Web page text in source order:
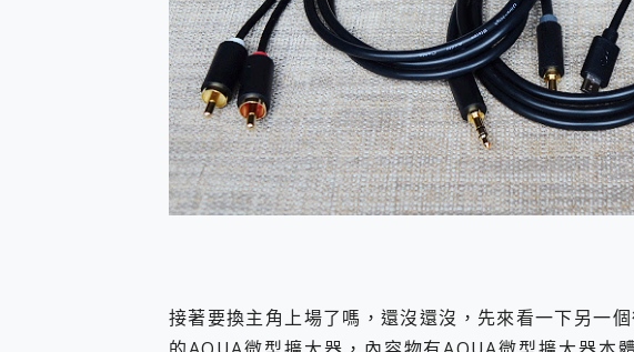
接著要換主角上場了嗎，還沒還沒，先來看一下另一